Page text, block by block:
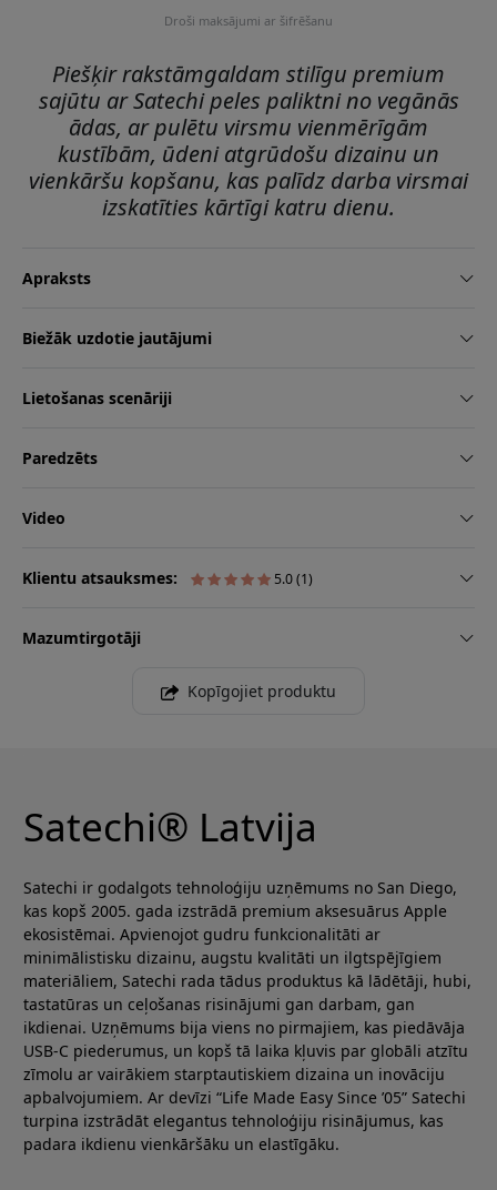
Droši maksājumi ar šifrēšanu
Piešķir rakstāmgaldam stilīgu premium
sajūtu ar Satechi peles paliktni no vegānās
ādas, ar pulētu virsmu vienmērīgām
kustībām, ūdeni atgrūdošu dizainu un
vienkāršu kopšanu, kas palīdz darba virsmai
izskatīties kārtīgi katru dienu.
Apraksts
Biežāk uzdotie jautājumi
Lietošanas scenāriji
Paredzēts
Video
Klientu atsauksmes: 5.0 (1)
Mazumtirgotāji
Kopīgojiet produktu
Satechi® Latvija
Satechi ir godalgots tehnoloģiju uzņēmums no San Diego,
kas kopš 2005. gada izstrādā premium aksesuārus Apple
ekosistēmai. Apvienojot gudru funkcionalitāti ar
minimālistisku dizainu, augstu kvalitāti un ilgtspējīgiem
materiāliem, Satechi rada tādus produktus kā lādētāji, hubi,
tastatūras un ceļošanas risinājumi gan darbam, gan
ikdienai. Uzņēmums bija viens no pirmajiem, kas piedāvāja
USB-C piederumus, un kopš tā laika kļuvis par globāli atzītu
zīmolu ar vairākiem starptautiskiem dizaina un inovāciju
apbalvojumiem. Ar devīzi “Life Made Easy Since ’05” Satechi
turpina izstrādāt elegantus tehnoloģiju risinājumus, kas
padara ikdienu vienkāršāku un elastīgāku.